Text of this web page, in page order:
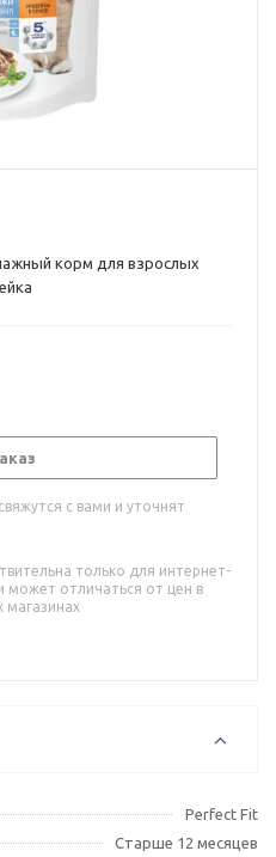
корм для взрослых
с вами и уточнят
только для интернет-
может отличаться от цен в
магазинах
Perfect Fit
Старше 12 месяцев